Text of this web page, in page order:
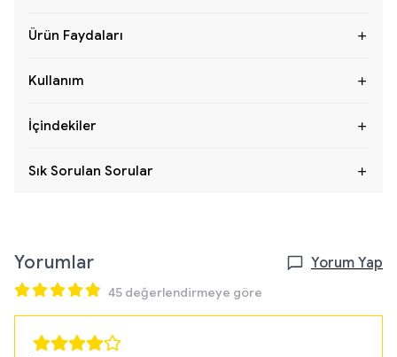
Ürün Faydaları
Kullanım
İçindekiler
Sık Sorulan Sorular
Yorumlar Yorum Yap
45 değerlendirmeye göre